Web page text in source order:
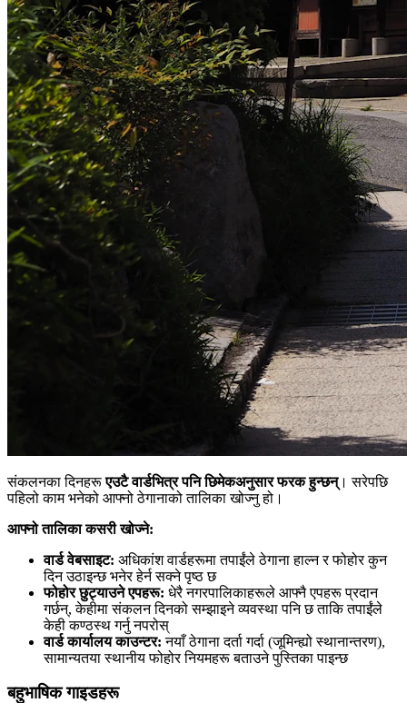
संकलनका दिनहरूएउटै वार्डभित्र पनि छिमेकअनुसार फरक हुन्छन्। सरेपछि
पहिलो काम भनेको आफ्नो ठेगानाको तालिका खोज्नु हो।
आफ्नो तालिका कसरी खोज्ने:
वार्ड वेबसाइट: अधिकांश वार्डहरूमा तपाईंले ठेगाना हाल्न र फोहोर कुन
दिन उठाइन्छ भनेर हेर्न सक्ने पृष्ठ छ
फोहोर छुट्याउने एपहरू: धेरै नगरपालिकाहरूले आफ्नै एपहरू प्रदान
गर्छन्, केहीमा संकलन दिनको सम्झाइने व्यवस्था पनि छ ताकि तपाईंले
केही कण्ठस्थ गर्नु नपरोस्
वार्ड कार्यालय काउन्टर: नयाँ ठेगाना दर्ता गर्दा (जूमिन्ह्यो स्थानान्तरण),
सामान्यतया स्थानीय फोहोर नियमहरू बताउने पुस्तिका पाइन्छ
बहुभाषिक गाइडहरू